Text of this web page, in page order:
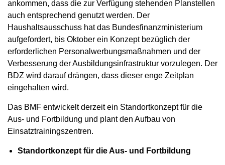
ankommen, dass die zur Verfügung stehenden Planstellen
auch entsprechend genutzt werden. Der
Haushaltsausschuss hat das Bundesfinanzministerium
aufgefordert, bis Oktober ein Konzept bezüglich der
erforderlichen Personalwerbungsmaßnahmen und der
Verbesserung der Ausbildungsinfrastruktur vorzulegen. Der
BDZ wird darauf drängen, dass dieser enge Zeitplan
eingehalten wird.
Das BMF entwickelt derzeit ein Standortkonzept für die
Aus- und Fortbildung und plant den Aufbau von
Einsatztrainingszentren.
Standortkonzept für die Aus- und Fortbildung